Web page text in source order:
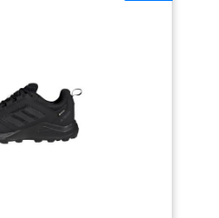
de mouvement. Chaussures
période d'exercice. Convient à
divers sports et vêtements
quotidiens, tels que le jogging,
la marche, la course, le fitness,